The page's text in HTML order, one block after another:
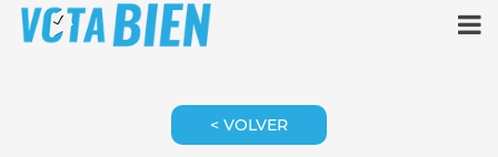
< VOLVER